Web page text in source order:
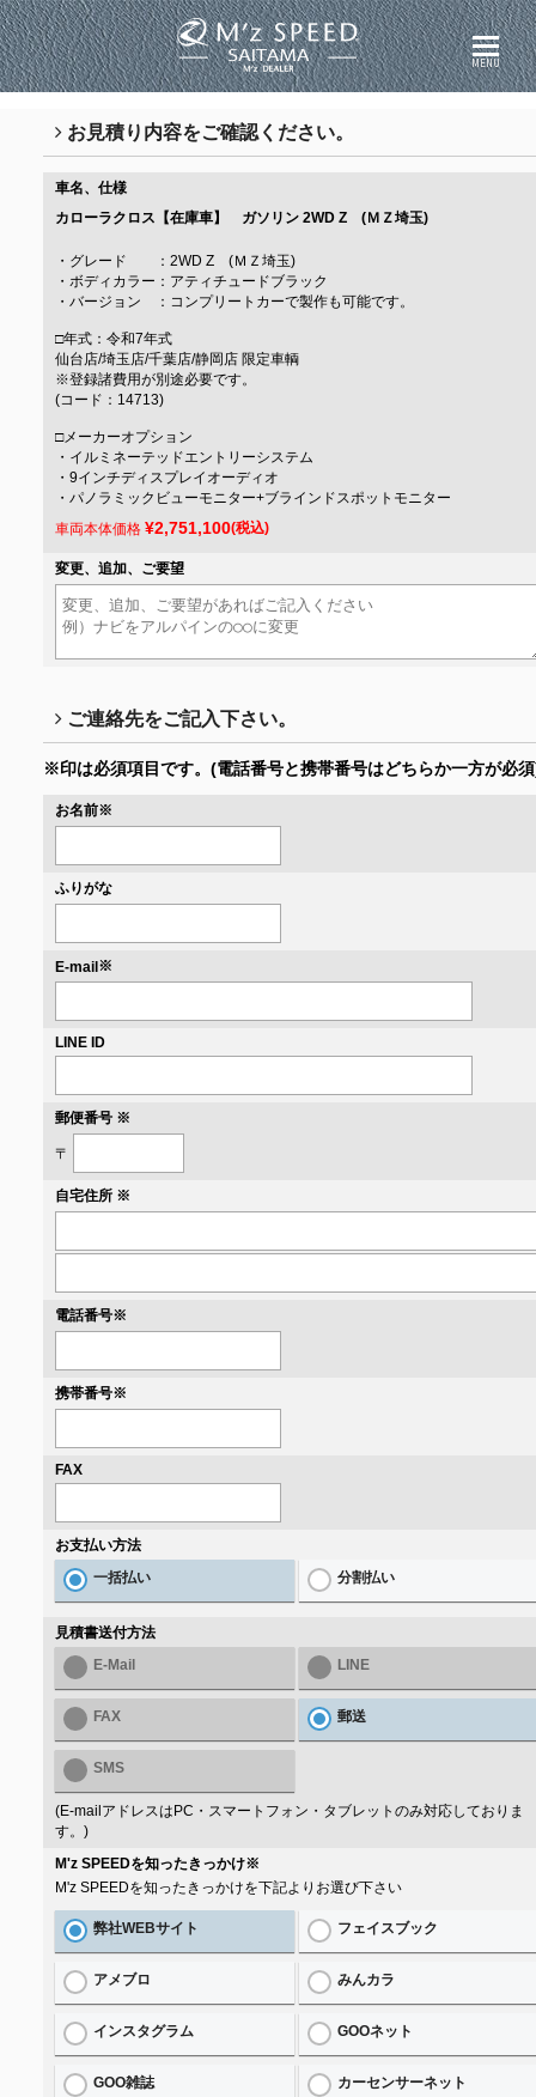
MENU
お見積り内容をご確認ください。
車名、仕様
カローラクロス【在庫車】 ガソリン 2WD Z (ＭＺ埼玉)
・グレード ：2WD Z (ＭＺ埼玉)
・ボディカラー：アティチュードブラック
・バージョン ：コンプリートカーで製作も可能です。
□年式：令和7年式
仙台店/埼玉店/千葉店/静岡店 限定車輌
※登録諸費用が別途必要です。
(コード：14713)
□メーカーオプション
・イルミネーテッドエントリーシステム
・9インチディスプレイオーディオ
・パノラミックビューモニター+ブラインドスポットモニター
車両本体価格 ¥2,751,100(税込)
変更、追加、ご要望
ご連絡先をご記入下さい。
※印は必須項目です。 (電話番号と携帯番号はどちらか一方が必
お名前※
ふりがな
E-mail※
LINE ID
郵便番号 ※
〒
自宅住所 ※
電話番号※
携帯番号※
FAX
お支払い方法
一括払い
分割払い
見積書送付方法
E-Mail
LINE
FAX 郵送
SMS
(E-mailアドレスはPC・スマートフォン・タブレットのみ対応しておりま
す。)
M'z SPEEDを知ったきっかけ※
M'z SPEEDを知ったきっかけを下記よりお選び下さい
弊社WEBサイト フェイスブック
アメブロ みんカラ
インスタグラム GOOネット
GOO雑誌 カーセンサーネット